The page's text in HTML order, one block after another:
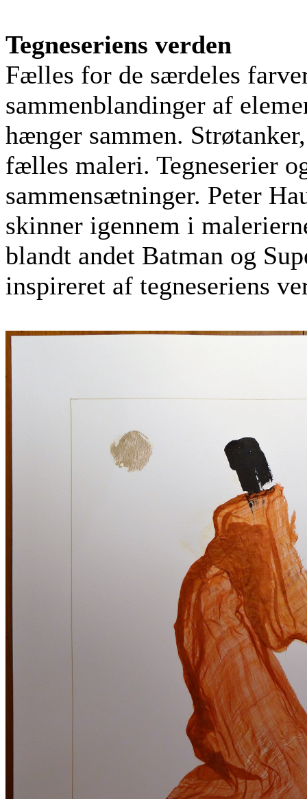
Tegneseriens verden
Fælles for de særdeles
sammenblandinger af
hænger sammen.
fælles maleri. Tegneserier
sammensætninger. Peter
skinner igennem i
blandt andet Batman og
inspireret af tegneseriens